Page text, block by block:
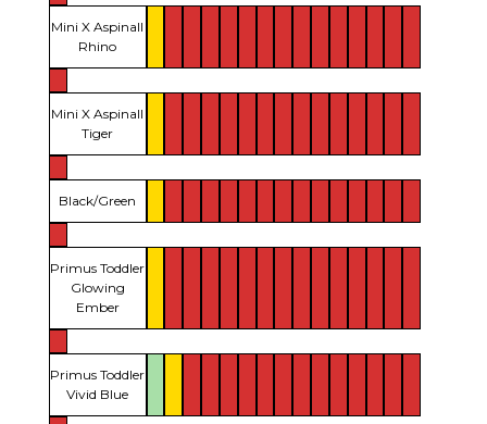
Mini X Aspinall
Rhino
Mini X Aspinall
Tiger
Black/Green
Primus Toddler
Glowing
Ember
Primus Toddler
Vivid Blue